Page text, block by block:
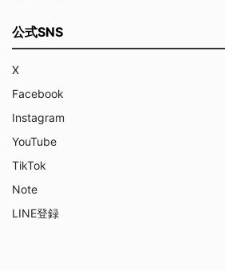
公式SNS
X
Facebook
Instagram
YouTube
TikTok
Note
LINE登録